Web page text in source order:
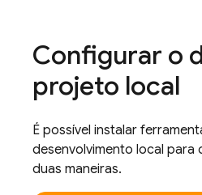
Configurar o
projeto local
É possível instalar
desenvolvimento local para
duas maneiras.